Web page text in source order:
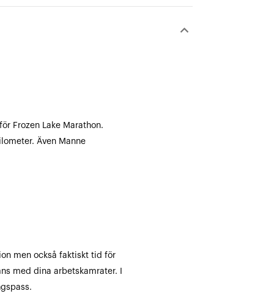
keyboard_arrow_down
Frozen Lake Marathon.
Även Manne
men också faktiskt tid för
med dina arbetskamrater. I